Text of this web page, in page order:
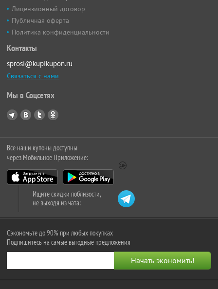
Лицензионный договор
Публичная оферта
Политика конфиденциальности
Контакты
sprosi@kupikupon.ru
Связаться с нами
Мы в Соцсетях
Все наши купоны доступны
через Мобильное Приложение:
Ищите скидки поблизости,
не выходя из чата:
Сэкономьте до 90% при любых покупках
Подпишитесь на самые выгодные предложения